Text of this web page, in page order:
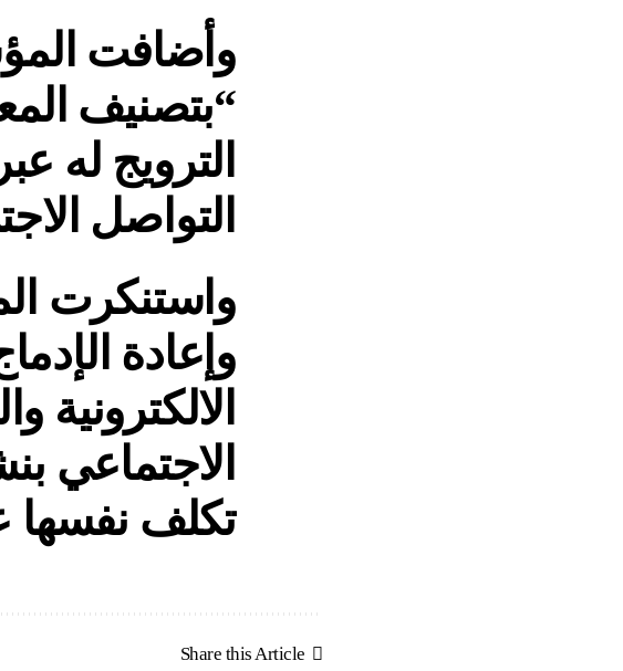
وأضافت
“بتصنيف
الترويج له
التواصل
واستنكرت
وإعادة
الاجتماعي
تكلف نفسها
Share this Article